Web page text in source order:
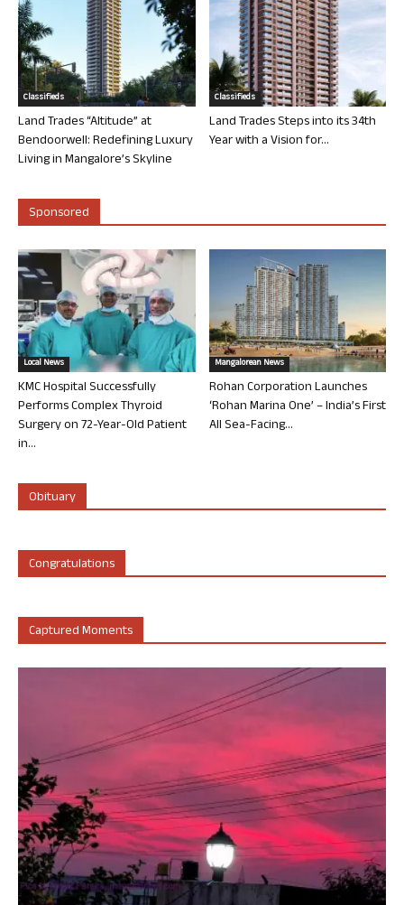
Classifieds
Land Trades “Altitude” at
Bendoorwell: Redefining Luxury
Living in Mangalore’s Skyline
Classifieds
Land Trades Steps into its 34th
Year with a Vision for...
Sponsored
Local News
KMC Hospital Successfully
Performs Complex Thyroid
Surgery on 72-Year-Old Patient
in...
Mangalorean News
Rohan Corporation Launches
‘Rohan Marina One’ – India’s First
All Sea-Facing...
Obituary
Congratulations
Captured Moments